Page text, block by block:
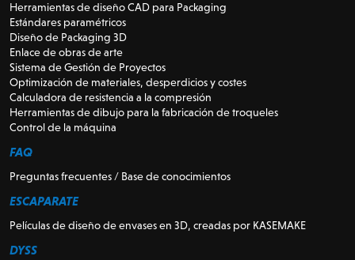
Herramientas de diseño CAD para Packaging
Estándares paramétricos
Diseño de Packaging 3D
Enlace de obras de arte
Sistema de Gestión de Proyectos
Optimización de materiales, desperdicios y costes
Calculadora de resistencia a la compresión
Herramientas de dibujo para la fabricación de troqueles
Control de la máquina
FAQ
Preguntas frecuentes / Base de conocimientos
ESCAPARATE
Películas de diseño de envases en 3D, creadas por KASEMAKE
DYSS